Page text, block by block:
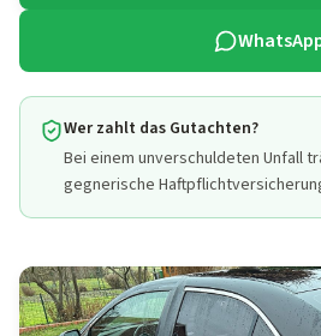
Wer zahlt das Gutachten?
Bei einem unverschuldeten Unfall
gegnerische